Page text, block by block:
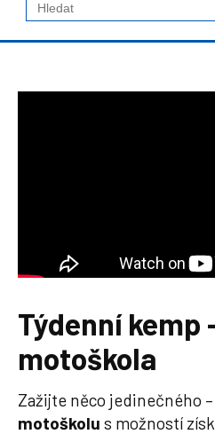
Týdenní kemp
motoškola
Zažijte něco jedinečného –
motoškolu s možností